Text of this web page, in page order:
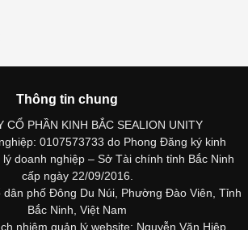
Thông tin chung
CỔ PHẦN KINH BẮC SEALION UNITY
0107573733 do Phong Đăng ký kinh
doanh nghiệp – Sở Tài chính tỉnh Bắc Ninh
cấp ngày 22/09/2016.
phố Đông Du Núi, Phường Đào Viên, Tỉnh
Bắc Ninh, Việt Nam
nhiệm quản lý website: Nguyễn Văn Hiệp